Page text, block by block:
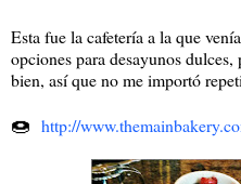
Esta fue la cafetería a la que
opciones para desayunos
bien, así que no me importó
🍩 http://